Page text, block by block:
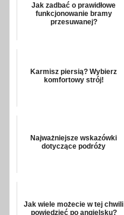
Jak zadbać o prawidłowe
funkcjonowanie bramy
przesuwanej?
Karmisz piersią? Wybierz
komfortowy strój!
Najważniejsze wskazówki
dotyczące podróży
Jak wiele możecie w tej chwili
powiedzieć po angielsku?